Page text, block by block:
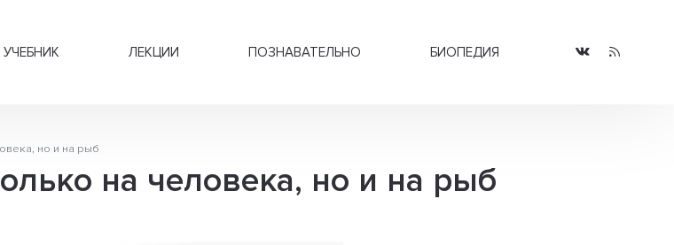
УЧЕБНИК ЛЕКЦИИ ПОЗНАВАТЕЛЬНО БИОПЕДИЯ
но и на рыб
на человека, но и на рыб